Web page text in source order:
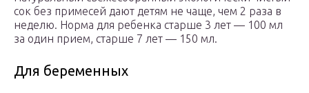
сок без примесей дают детям не чаще, чем 2 раза в
неделю. Норма для ребенка старше 3 лет — 100 мл
за один прием, старше 7 лет — 150 мл.
Для беременных